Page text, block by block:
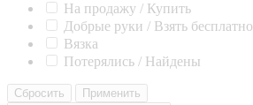
На продажу / Купить
Добрые руки / Взять бесплатно
Вязка
Потерялись / Найдены
Сбросить Применить